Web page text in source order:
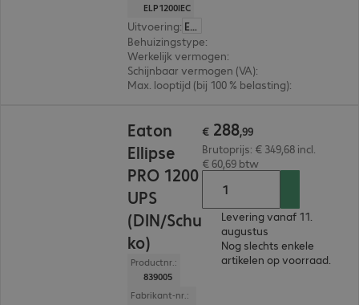
ELP1200IEC
Uitvoering: Europa
Behuizingstype:
Werkelijk vermogen:
Schijnbaar vermogen (VA):
Max. looptijd (bij 100 % belasting):
Eaton
Ellipse
PRO 1200
UPS
(DIN/Schu
ko)
Productnr.:
839005
Fabrikant-nr.:
€ 288,99
Brutoprijs: € 349,68 incl.
€ 60,69 btw
Levering vanaf 11.
augustus
Nog slechts enkele
artikelen op voorraad.